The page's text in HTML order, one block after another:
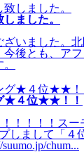
ました。
ざいました
後とも、ア
★４位★★！！
！！！！スー
しまして「４
chum...